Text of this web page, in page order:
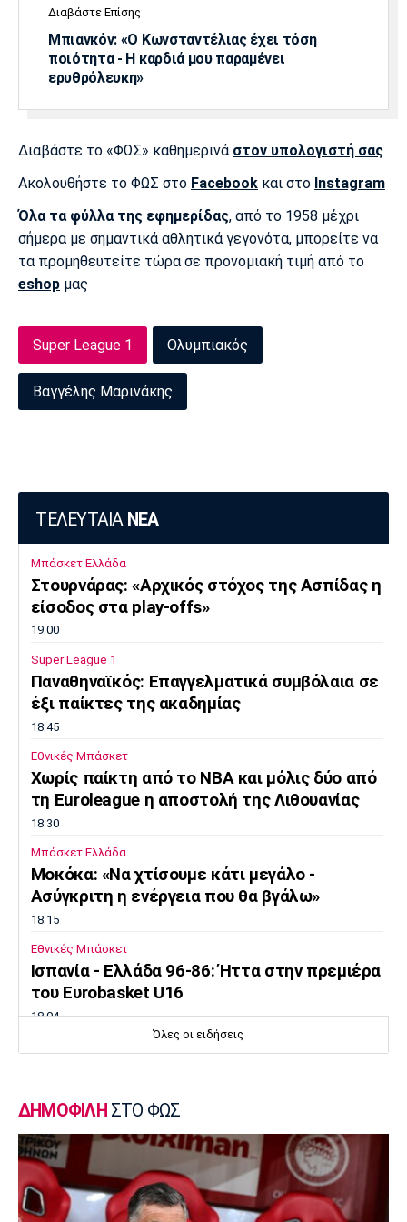
Διαβάστε Επίσης
Μπιανκόν: «Ο Κωνσταντέλιας έχει τόση
ποιότητα - Η καρδιά μου παραμένει
ερυθρόλευκη»
Διαβάστε το «ΦΩΣ» καθημερινά στον υπολογιστή σας
Ακολουθήστε το ΦΩΣ στο Facebook και στο Instagram
Όλα τα φύλλα της εφημερίδας, από το 1958 μέχρι
σήμερα με σημαντικά αθλητικά γεγονότα, μπορείτε να
τα προμηθευτείτε τώρα σε προνομιακή τιμή από το
eshop μας
Super League 1 Ολυμπιακός
Βαγγέλης Μαρινάκης
ΤΕΛΕΥΤΑΙΑ ΝΕΑ
Μπάσκετ Ελλάδα
Στουρνάρας: «Αρχικός στόχος της Ασπίδας η
είσοδος στα play-offs»
19:00
Super League 1
Παναθηναϊκός: Επαγγελματικά συμβόλαια σε
έξι παίκτες της ακαδημίας
18:45
Εθνικές Μπάσκετ
Χωρίς παίκτη από το ΝΒΑ και μόλις δύο από
τη Euroleague η αποστολή της Λιθουανίας
18:30
Μπάσκετ Ελλάδα
Μοκόκα: «Να χτίσουμε κάτι μεγάλο -
Ασύγκριτη η ενέργεια που θα βγάλω»
18:15
Εθνικές Μπάσκετ
Ισπανία - Ελλάδα 96-86: Ήττα στην πρεμιέρα
του Ευrobasket U16
18:04
18:00
Super League 1
Ολυμπιακός: Στα «ερυθρόλευκα» ο γιός του
Τζιοβάνι!
17:56
Όλες οι ειδήσεις
ΔΗΜΟΦΙΛΗ ΣΤΟ ΦΩΣ